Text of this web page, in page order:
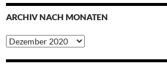
ARCHIV NACH MONATEN
Archiv
nach
Monaten